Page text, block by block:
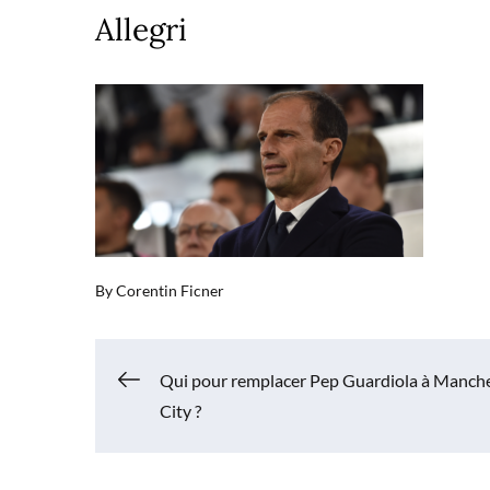
Allegri
ByCorentin Ficner
Navigation
Qui pour remplacer Pep Guardiola à
City ?